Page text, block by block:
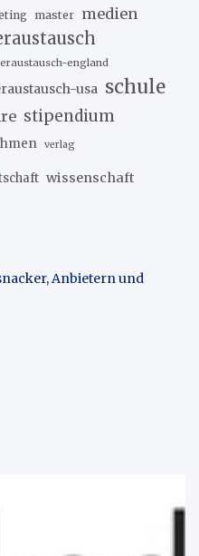
master medien
england
usa schule
stipendium
verlag
wissenschaft
Anbietern und